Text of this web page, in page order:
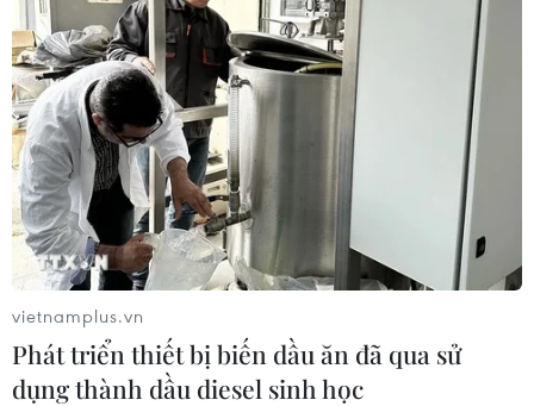
cháy rừng ở thành phố Bảo Lộc
09/04/2024 12:47
Chỉ tính riêng tháng 3/2024, trên địa bàn thành phố Bảo
Lộc, tỉnh Lâm Đồng xảy ra ít nhất 7 vụ cháy rừng trồng,
rừng tự nhiên nghèo kiệt và vườn cây của người dân
địa phương.
vietnamplus.vn
Phát triển thiết bị biến dầu ăn đã qua sử
dụng thành dầu diesel sinh học